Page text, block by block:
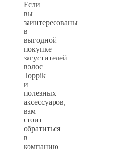
Если
вы
заинтересованы
в
выгодной
покупке
загустителей
волос
Toppik
и
полезных
аксессуаров,
вам
стоит
обратиться
в
компанию